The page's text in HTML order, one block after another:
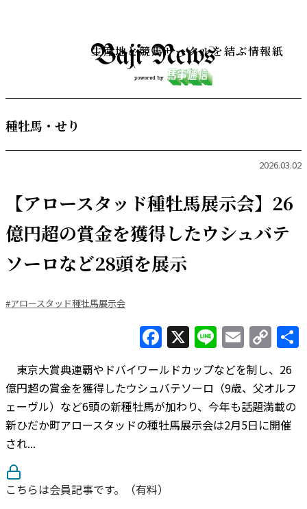
生産地と競馬サークルを結ぶ情報紙
種牡馬・せり
2026.03.02
【アロースタッド種牡馬展示会】26
億円超の賞金を獲得したウシュバテ
ソーロなど28頭を展示
#アロースタッド種牡馬展示会
Facebook
X LineEmail
東京大賞典連覇やドバイワールドカップなどを制し、26
億円超の賞金を獲得したウシュバテソーロ（9歳、父オルフ
ェーヴル）など6頭の新種牡馬が加わり、今年も話題満載の
新ひだか町アロースタッドの種牡馬展示会は2月5日に開催
され...
こちらは会員記事です。（有料）